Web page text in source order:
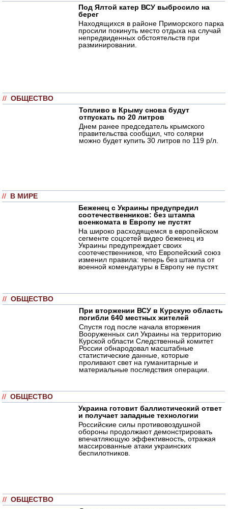
Под Ялтой катер ВСУ выбросило на
берег
Находящихся в районе Приморского парка
просили покинуть место отдыха на случай
непредвиденных обстоятельств при
разминировании.
// ОБЩЕСТВО
Топливо в Крыму снова будут
отпускать по 20 литров
Днем ранее председатель крымского
правительства сообщил, что солярки
можно будет купить 30 литров по 119 р/л.
// В МИРЕ
Беженец с Украины предупредил
соотечественников: без штампа
военкомата в Европу не пустят
На широко расходящемся в европейском
сегменте соцсетей видео беженец из
Украины предупреждает своих
соотечественников, что Европейский союз
изменил правила: теперь без штампа от
военной комендатуры в Европу не пустят.
// ОБЩЕСТВО
При вторжении ВСУ в Курскую область
погибли 640 местных жителей
Спустя год после начала вторжения
Вооруженных сил Украины на территорию
Курской области Следственный комитет
России обнародовал масштабные
статистические данные, которые
проливают свет на гуманитарные и
материальные последствия операции.
// ОБЩЕСТВО
Украина готовит баллистический ответ
и получает западные технологии
Российские силы противовоздушной
обороны продолжают демонстрировать
впечатляющую эффективность, отражая
массированные атаки украинских
беспилотников.
// ОБЩЕСТВО